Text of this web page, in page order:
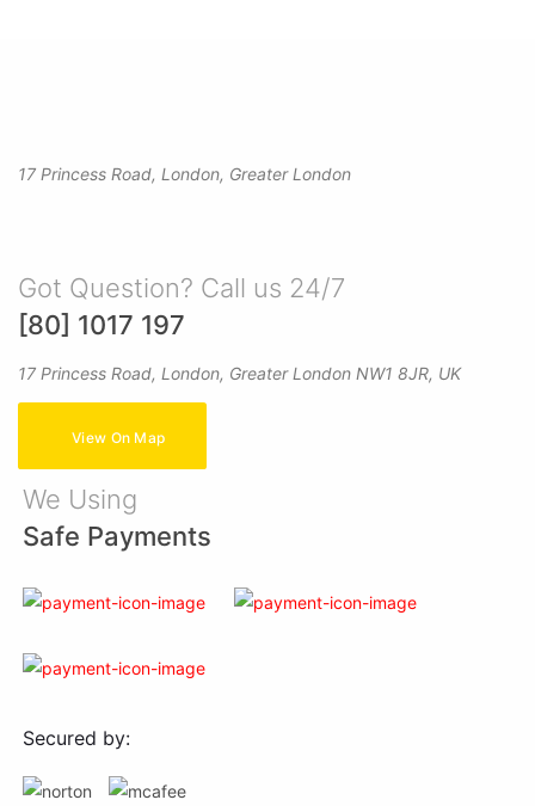
17 Princess Road, London, Greater London
Got Question? Call us 24/7
[80] 1017 197
17 Princess Road, London, Greater London NW1 8JR, UK
View On Map
We Using
Safe Payments
Secured by: